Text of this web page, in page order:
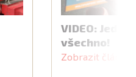
VIDEO:
všechno!
Zobrazit článek